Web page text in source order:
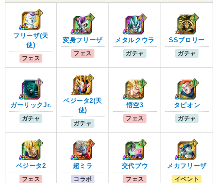
フリーザ(天
使)
フェス
変身フリーザ
フェス
メタルクウラ
ガチャ
SSブロリー
ガチャ
ガーリックJr.
ガチャ
ベジータ2(天
使)
ガチャ
悟空3
フェス
タピオン
ガチャ
ベジータ2
フェス
超ミラ
コラボ
交代ブウ
フェス
メカフリーザ
イベント